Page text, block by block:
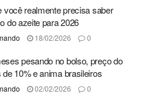
você realmente precisa saber
do azeite para 2026
18/02/2026 0
pesando no bolso, preço do
10% e anima brasileiros
02/02/2026 0